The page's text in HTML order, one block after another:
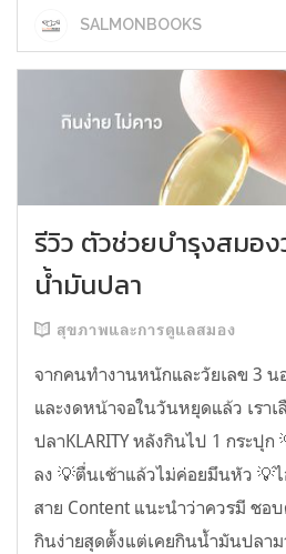
SALMONBOOKS
รีวิว ตัวช่วยบำรุงสมอ
น้ำมันปลา
สุขภาพและการดูแลสมอง
จากคนทำงานหนักและวัยเลข 3 น
และงดหน้าจอในวันหยุดแล้ว เรา
ปลาKLARITY หลังกินไป 1 กระปุ
ลง 💡ตื่นเช้าแล้วไม่ค่อยมึนหัว 💡
สาย Content แนะนำว่าควรมี ชอ
กินง่ายสุดตั้งแต่เคยกินน้ำมันปลาม